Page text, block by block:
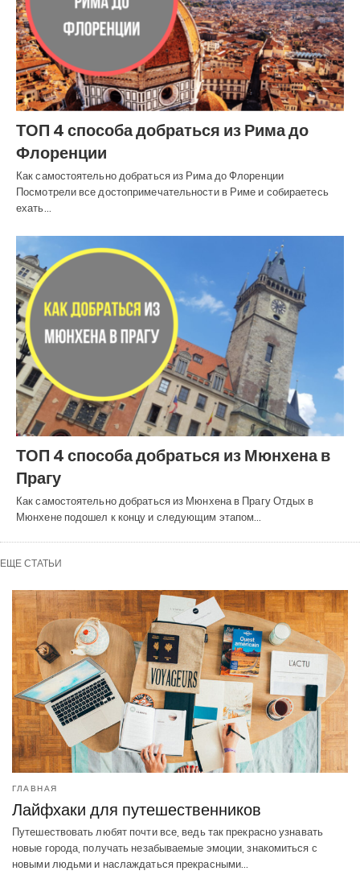
ТОП 4 способа добраться из Рима до
Флоренции
Как самостоятельно добраться из Рима до Флоренции
Посмотрели все достопримечательности в Риме и собираетесь
ехать…
ТОП 4 способа добраться из Мюнхена в
Прагу
Как самостоятельно добраться из Мюнхена в Прагу Отдых в
Мюнхене подошел к концу и следующим этапом…
ЕЩЕ СТАТЬИ
ГЛАВНАЯ
Лайфхаки для путешественников
Путешествовать любят почти все, ведь так прекрасно узнавать
новые города, получать незабываемые эмоции, знакомиться с
новыми людьми и наслаждаться прекрасными…